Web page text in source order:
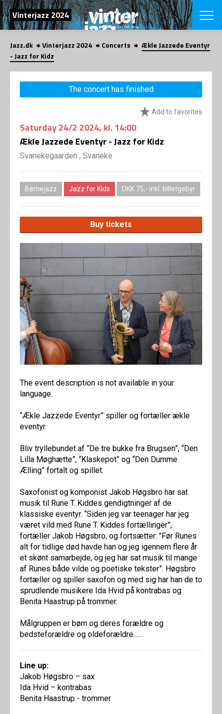
SEARCH
Vinterjazz 2024
Danish
CHOOSE
VINTERJAZZ
Themes
LOCATIONS
Privacy
SHOP
Jazz.dk Vinterjazz 2024 Concerts
Ækle Jazzede Eventyr
- Jazz for Kidz
The concert has finished
Add to favorites
Saturday24/2 2024, kl. 14:00
Ækle Jazzede Eventyr - Jazz for Kidz
Svanekegaarden , Svaneke
Børnejazz Jazz for Kids DKK 75,- inkl. billetgebyr
Buy tickets
The event description is not available in your
language.
“Ækle Jazzede Eventyr” spiller og fortæller ækle
eventyr.
Bliv tryllebundet af “De tre bukke fra Brugsen”, “Den
Lilla Møghætte”, “Klaskepot” og “Den Dumme
Ælling” fortalt og spillet.
Saxofonist og komponist Jakob Høgsbro har sat
musik til Rune T. Kiddes gendigtninger af de
klassiske eventyr. “Siden jeg var teenager har jeg
været vild med Rune T. Kiddes fortællinger”,
fortæller Jakob Høgsbro, og fortsætter: "Før Runes
alt for tidlige død havde han og jeg igennem flere år
et skønt samarbejde, og jeg har sat musik til mange
af Runes både vilde og poetiske tekster”. Høgsbro
fortæller og spiller saxofon og med sig har han de to
sprudlende musikere Ida Hvid på kontrabas og
Benita Haastrup på trommer.
Målgruppen er børn og deres forældre og
bedsteforældre og oldeforældre…...
Line up:
Jakob Høgsbro – sax
Ida Hvid – kontrabas
Benita Haastrup - trommer